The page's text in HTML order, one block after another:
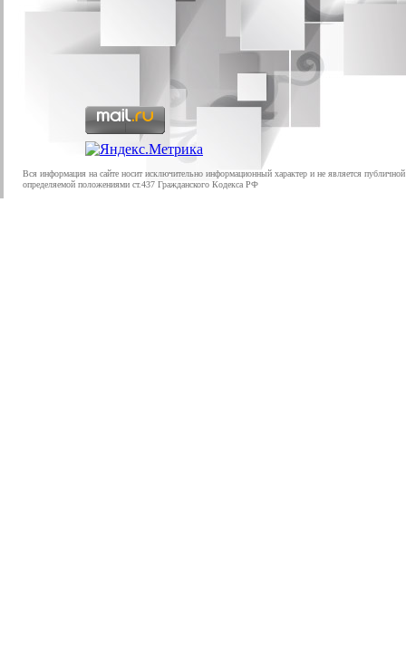
Вся информация на сайте носит исключительно информационный характер и не является
определяемой положениями ст.437 Гражданского Кодекса РФ